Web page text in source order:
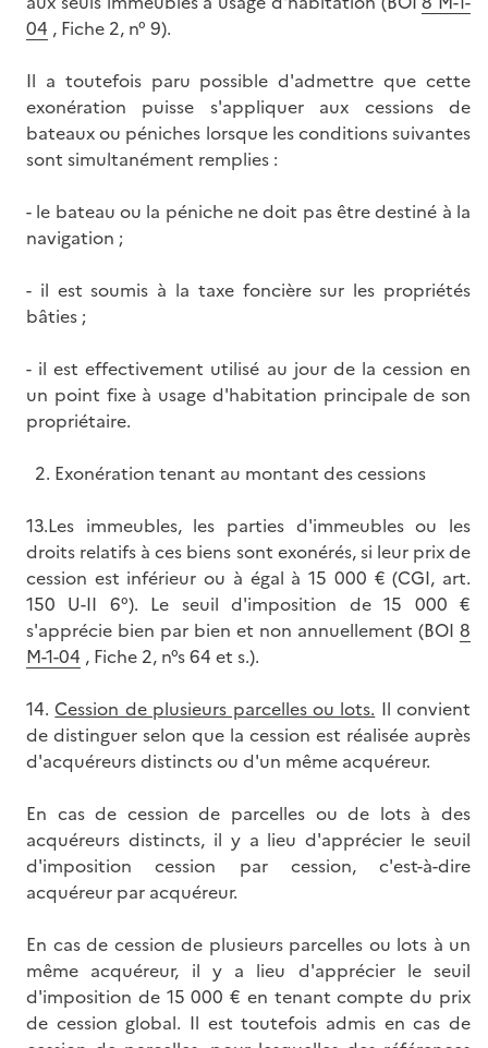
04 , Fiche 2, n° 9).
Il a toutefois paru possible d'admettre que cette
exonération puisse s'appliquer aux cessions de
bateaux ou péniches lorsque les conditions suivantes
sont simultanément remplies :
- le bateau ou la péniche ne doit pas être destiné à la
navigation ;
- il est soumis à la taxe foncière sur les propriétés
bâties ;
- il est effectivement utilisé au jour de la cession en
un point fixe à usage d'habitation principale de son
propriétaire.
2. Exonération tenant au montant des cessions
13.Les immeubles, les parties d'immeubles ou les
droits relatifs à ces biens sont exonérés, si leur prix de
cession est inférieur ou à égal à 15 000 € (CGI, art.
150 U-II 6°). Le seuil d'imposition de 15 000 €
s'apprécie bien par bien et non annuellement (BOI 8
M-1-04 , Fiche 2, n°s 64 et s.).
14. Cession de plusieurs parcelles ou lots. Il convient
de distinguer selon que la cession est réalisée auprès
d'acquéreurs distincts ou d'un même acquéreur.
En cas de cession de parcelles ou de lots à des
acquéreurs distincts, il y a lieu d'apprécier le seuil
d'imposition cession par cession, c'est-à-dire
acquéreur par acquéreur.
En cas de cession de plusieurs parcelles ou lots à un
même acquéreur, il y a lieu d'apprécier le seuil
d'imposition de 15 000 € en tenant compte du prix
de cession global. Il est toutefois admis en cas de